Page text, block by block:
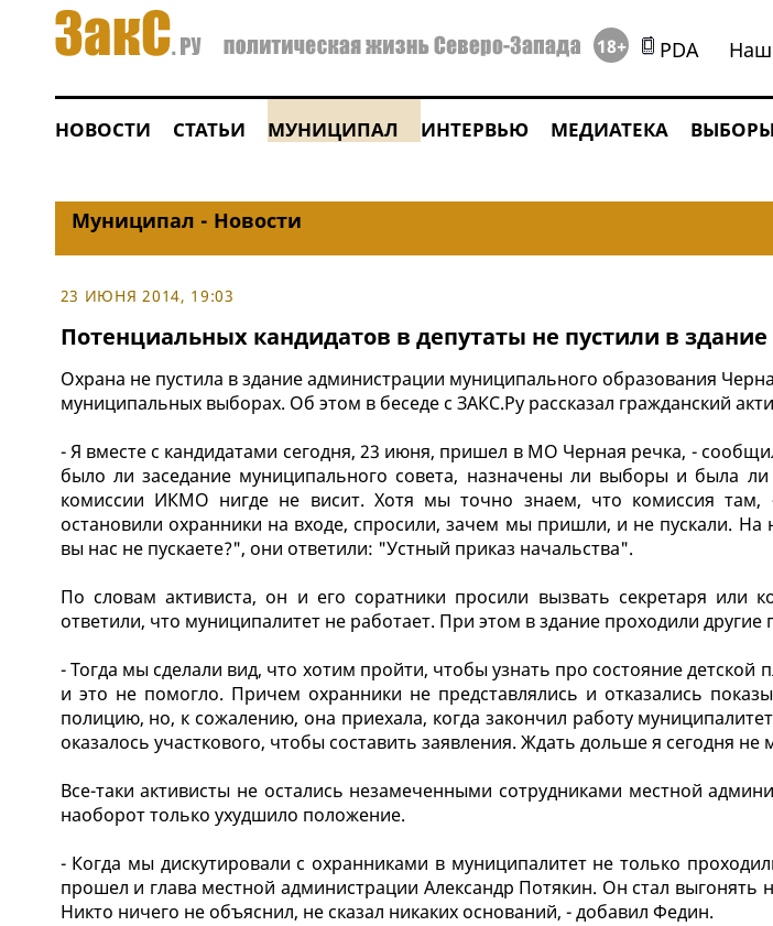
18+ PDA
НОВОСТИ СТАТЬИ МУНИЦИПАЛ ИНТЕРВЬЮ МЕДИАТЕКА ВЫБОРЫ
Муниципал - Новости
23 ИЮНЯ 2014, 19:03
Потенциальных кандидатов в депутаты не пустили в
Охрана не пустила в здание администрации муниципального образования
муниципальных выборах. Об этом в беседе с ЗАКС.Ру рассказал гражданский
- Я вместе с кандидатами сегодня, 23 июня, пришел в МО Черная речка, -
было ли заседание муниципального совета, назначены ли выборы и была
комиссии ИКМО нигде не висит. Хотя мы точно знаем, что комиссия там,
остановили охранники на входе, спросили, зачем мы пришли, и не пускали.
вы нас не пускаете?", они ответили: "Устный приказ начальства".
По словам активиста, он и его соратники просили вызвать секретаря или
ответили, что муниципалитет не работает. При этом в здание проходили другие
- Тогда мы сделали вид, что хотим пройти, чтобы узнать про состояние
и это не помогло. Причем охранники не представлялись и отказались
полицию, но, к сожалению, она приехала, когда закончил работу
оказалось участкового, чтобы составить заявления. Ждать дольше я сегодня не
Все-таки активисты не остались незамеченными сотрудниками местной
наоборот только ухудшило положение.
- Когда мы дискутировали с охранниками в муниципалитет не только
прошел и глава местной администрации Александр Потякин. Он стал выгонять
Никто ничего не объяснил, не сказал никаких оснований, - добавил Федин.